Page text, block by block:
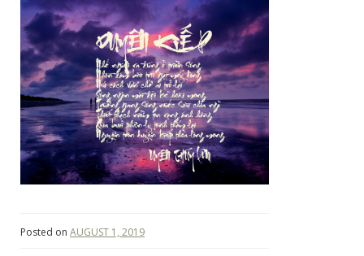
Posted on AUGUST 1, 2019